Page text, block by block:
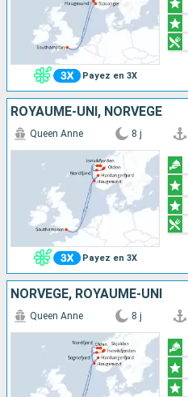
Payez en 3X
ROYAUME-UNI, NORVÈGE
Payez en 3X
Queen Anne 8 j
NORVÈGE, ROYAUME-UNI
Queen Anne 8 j